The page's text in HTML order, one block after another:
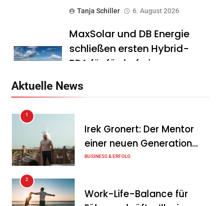
Tanja Schiller 6. August 2026
MaxSolar und DB Energie
schließen ersten Hybrid-
PPA für förderfreie
Tanja Schiller
Geschäftsverlauf im
zweiten Quartal
Intersolar-Trend 2026:
Aktuelle News
1
Irek Gronert: Der Mentor
einer neuen Generation
von Unternehmern
BUSINESS & ERFOLG
2
Work-Life-Balance für